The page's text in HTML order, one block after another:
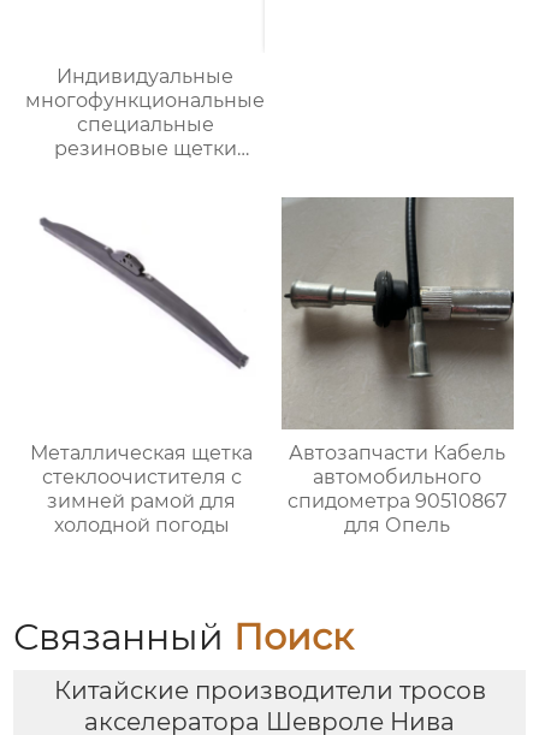
Индивидуальные
многофункциональные
специальные
резиновые щетки
стеклоочистители
лобового стекла
Металлическая щетка
стеклоочистителя с
зимней рамой для
холодной погоды
Автозапчасти Кабель
автомобильного
спидометра 90510867
для Опель
Связанный Поиск
Китайские производители тросов
акселератора Шевроле Нива